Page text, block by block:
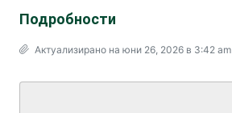
Подробности
Актуализирано на юни 26, 2026 в 3:42 am